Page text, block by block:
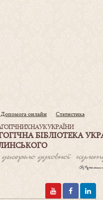
Допомога онлайн Статистика
НАУК УКРАЇНИ
БІБЛІОТЕКА